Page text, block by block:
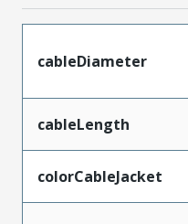
cableDiameter
cableLength
colorCableJacket